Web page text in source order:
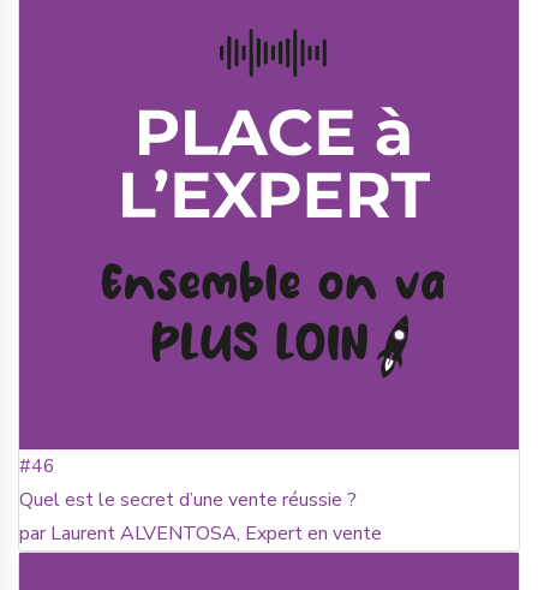
#46
Quel est le secret d’une vente réussie ?
par Laurent ALVENTOSA, Expert en vente